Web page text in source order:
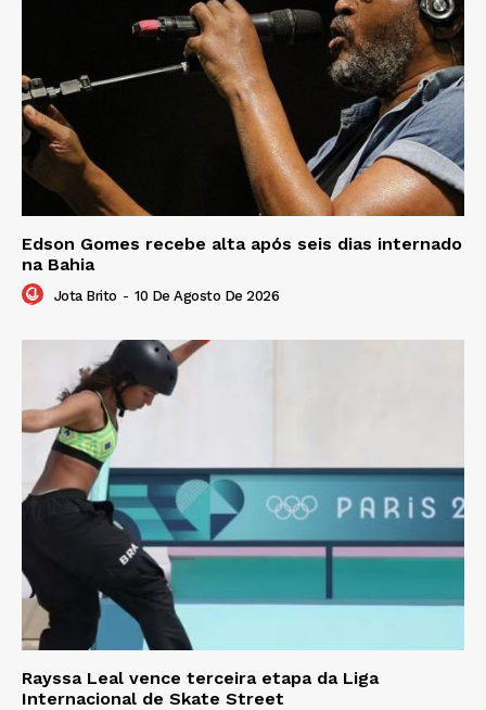
Edson Gomes recebe alta após seis dias internado
na Bahia
Jota Brito - 10 De Agosto De 2026
Rayssa Leal vence terceira etapa da Liga
Internacional de Skate Street